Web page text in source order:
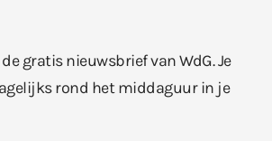
gratis nieuwsbrief van WdG. Je
rond het middaguur in je